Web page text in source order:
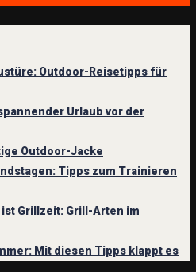
Outdoor-Reisetipps für
Urlaub vor der
Outdoor-Jacke
Tipps zum Trainieren
Grillzeit: Grill-Arten im
Mit diesen Tipps klappt es